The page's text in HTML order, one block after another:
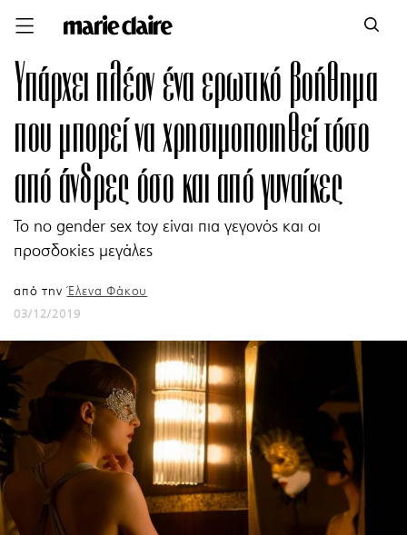
Υπάρχει πλέον ένα ερωτικό βοήθημα
που μπορεί να χρησιμοποιηθεί τόσο
από άνδρες όσο και από γυναίκες
To no gender sex toy είναι πια γεγονός και οι
προσδοκίες μεγάλες
από τηνΈλενα Φάκου
03/12/2019